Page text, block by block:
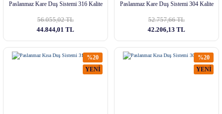
Paslanmaz Kare Duş Sistemi 316 Kalite
56.055,02 TL
44.844,01 TL
Paslanmaz Kare Duş Sistemi 304 Kalite
52.757,66 TL
42.206,13 TL
%20
YENİ
%20
YENİ